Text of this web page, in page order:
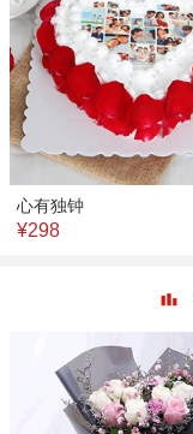
心有独钟
¥298